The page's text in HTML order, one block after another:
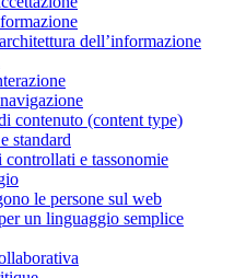
dell’informazione
contenuto (content type)
standard
e tassonomie
le persone sul web
un linguaggio semplice